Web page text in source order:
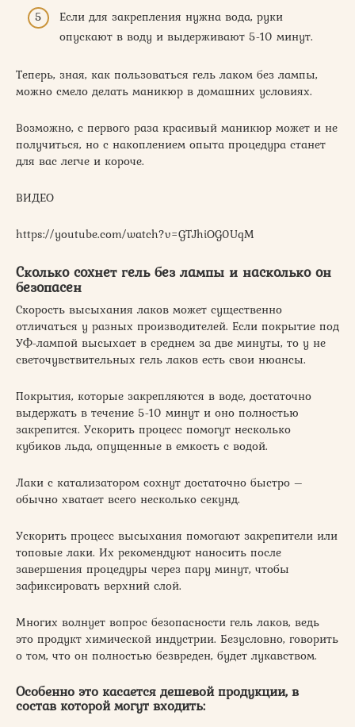
Если для закрепления нужна вода, руки
опускают в воду и выдерживают 5-10 минут.
Теперь, зная, как пользоваться гель лаком без лампы,
можно смело делать маникюр в домашних условиях.
Возможно, с первого раза красивый маникюр может и не
получиться, но с накоплением опыта процедура станет
для вас легче и короче.
ВИДЕО
https://youtube.com/watch?v=GTJhiOG0UqM
Сколько сохнет гель без лампы и насколько он
безопасен
Скорость высыхания лаков может существенно
отличаться у разных производителей. Если покрытие под
УФ-лампой высыхает в среднем за две минуты, то у не
светочувствительных гель лаков есть свои нюансы.
Покрытия, которые закрепляются в воде, достаточно
выдержать в течение 5-10 минут и оно полностью
закрепится. Ускорить процесс помогут несколько
кубиков льда, опущенные в емкость с водой.
Лаки с катализатором сохнут достаточно быстро –
обычно хватает всего несколько секунд.
Ускорить процесс высыхания помогают закрепители или
топовые лаки. Их рекомендуют наносить после
завершения процедуры через пару минут, чтобы
зафиксировать верхний слой.
Многих волнует вопрос безопасности гель лаков, ведь
это продукт химической индустрии. Безусловно, говорить
о том, что он полностью безвреден, будет лукавством.
Особенно это касается дешевой продукции, в
состав которой могут входить: